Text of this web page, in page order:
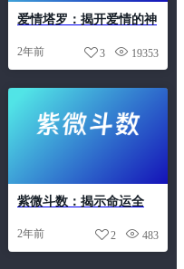
终生运势
鬼谷解惑
爱情塔罗：揭开爱情的神
2年前 19353
3
紫微斗数：揭示命运全
2年前 483
2